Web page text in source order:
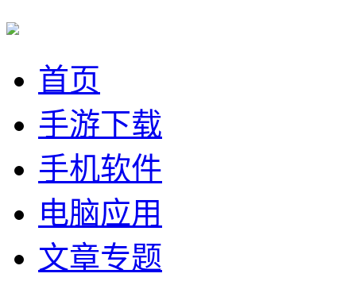
首页
手游下载
手机软件
电脑应用
文章专题